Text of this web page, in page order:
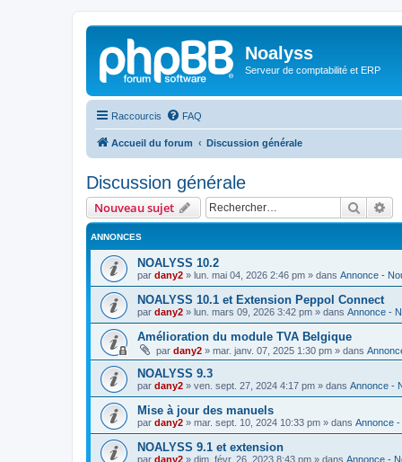
Noalyss
Serveur de comptabilité et ERP
Raccourcis FAQ
Accueil du forum Discussion générale
Discussion générale
Nouveau sujet
ANNONCES
NOALYSS 10.2
par dany2 » lun. mai 04, 2026 2:46 pm » dans Annonce -
NOALYSS 10.1 et Extension Peppol Connect
par dany2 » lun. mars 09, 2026 3:42 pm » dans Annonce -
Amélioration du module TVA Belgique
par dany2 » mar. janv. 07, 2025 1:30 pm » dans
NOALYSS 9.3
par dany2 » ven. sept. 27, 2024 4:17 pm » dans Annonce -
Mise à jour des manuels
par dany2 » mar. sept. 10, 2024 10:33 pm » dans Annonce
NOALYSS 9.1 et extension
par dany2 » dim. févr. 26, 2023 8:43 pm » dans Annonce -